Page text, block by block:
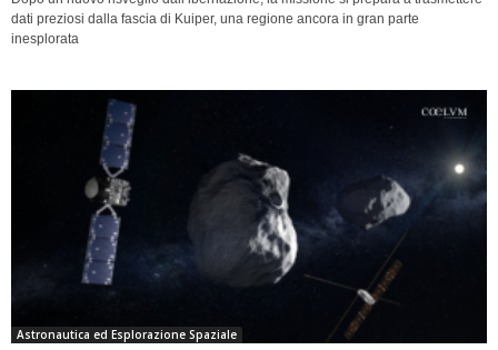
dati preziosi dalla fascia di Kuiper, una regione ancora in gran parte
inesplorata
Astronautica ed Esplorazione Spaziale